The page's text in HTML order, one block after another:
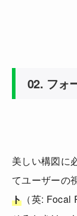
02. フォ
美しい構図に
てユーザーの
ト （英: